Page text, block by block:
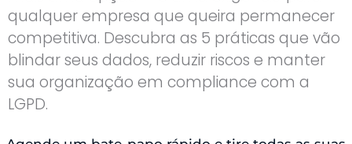
qualquer empresa que queira permanecer
competitiva. Descubra as 5 práticas que vão
blindar seus dados, reduzir riscos e manter
sua organização em compliance com a
LGPD.